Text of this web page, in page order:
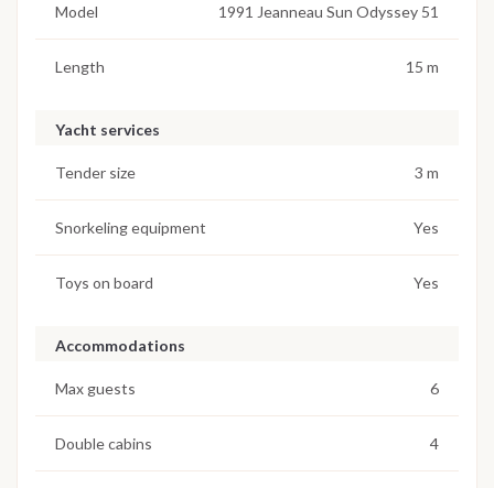
Model 1991 Jeanneau Sun Odyssey 51
Length 15 m
Yacht services
Tender size 3 m
Snorkeling equipment Yes
Toys on board Yes
Accommodations
Max guests 6
Double cabins 4